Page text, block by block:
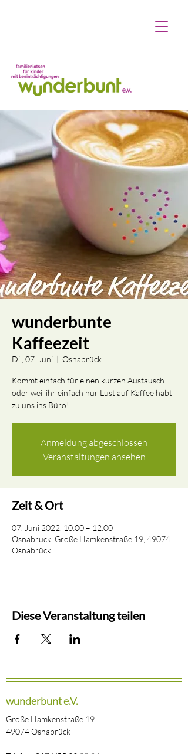
wunderbunte
Kaffeezeit
Di., 07. Juni
  |
Osnabrück
Kommt einfach für einen kurzen Austausch
oder weil ihr einfach nur Lust auf Kaffee habt
zu uns ins Büro!
Anmeldung abgeschlossen
Veranstaltungen ansehen
Zeit & Ort
07. Juni 2022, 10:00 – 12:00
Osnabrück, Große Hamkenstraße 19, 49074
Osnabrück
Diese Veranstaltung teilen
wunderbunt e.V.
Große Hamkenstraße 19
49074 Osnabrück